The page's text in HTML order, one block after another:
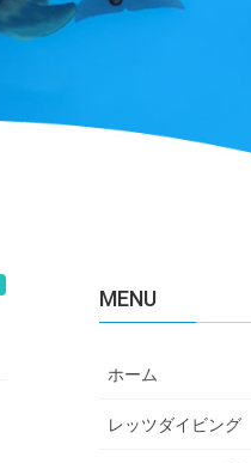
MENU
ホーム
レッツダイビング